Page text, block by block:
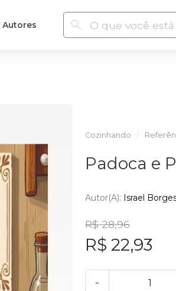
Autores
Cozinhando
Padoca e
Autor(a): Israel
R$ 28,96
R$ 22,93
-